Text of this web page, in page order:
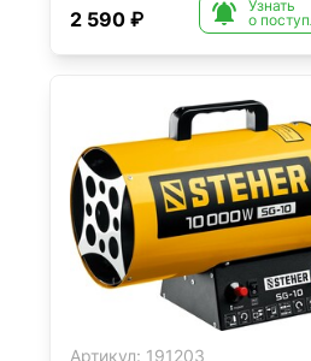
2 590 ₽ 
Узнать
о
Артикул: 191203